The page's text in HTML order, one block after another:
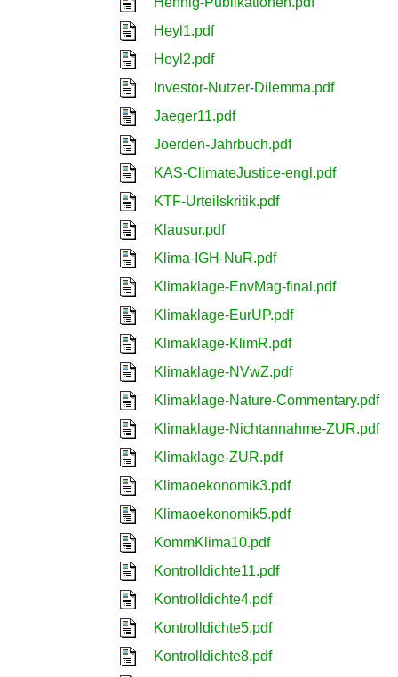
Heyl1.pdf
Heyl2.pdf
Investor-Nutzer-Dilemma.pdf
Jaeger11.pdf
Joerden-Jahrbuch.pdf
KAS-ClimateJustice-engl.pdf
KTF-Urteilskritik.pdf
Klausur.pdf
Klima-IGH-NuR.pdf
Klimaklage-EnvMag-final.pdf
Klimaklage-EurUP.pdf
Klimaklage-KlimR.pdf
Klimaklage-NVwZ.pdf
Klimaklage-Nature-Commentary.pdf
Klimaklage-Nichtannahme-ZUR.pdf
Klimaklage-ZUR.pdf
Klimaoekonomik3.pdf
Klimaoekonomik5.pdf
KommKlima10.pdf
Kontrolldichte11.pdf
Kontrolldichte4.pdf
Kontrolldichte5.pdf
Kontrolldichte8.pdf